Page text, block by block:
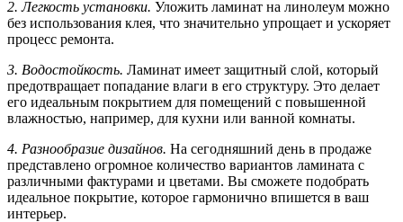
2. Легкость установки. Уложить ламинат на линолеум можно
без использования клея, что значительно упрощает и ускоряет
процесс ремонта.
3. Водостойкость. Ламинат имеет защитный слой, который
предотвращает попадание влаги в его структуру. Это делает
его идеальным покрытием для помещений с повышенной
влажностью, например, для кухни или ванной комнаты.
4. Разнообразие дизайнов. На сегодняшний день в продаже
представлено огромное количество вариантов ламината с
различными фактурами и цветами. Вы сможете подобрать
идеальное покрытие, которое гармонично впишется в ваш
интерьер.